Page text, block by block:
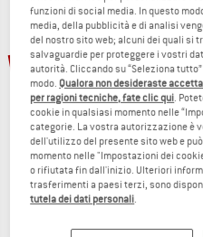
TO THE
fino al 65%
STOIC
Camicia
funzioni di social media. In questo
media, della pubblicità e di analisi
del nostro sito web; alcuni dei quali si
salvaguardie per proteggere i vostri
autorità. Cliccando su “Seleziona
modo. Qualora non desideraste
per ragioni tecniche, fate clic qui.
cookie in qualsiasi momento nelle
categorie. La vostra autorizzazione è
dell'utilizzo del presente sito web e
momento nelle "Impostazioni dei
o rifiutata fin dall'inizio. Ulteriori
trasferimenti a paesi terzi, sono
tutela dei dati personali.